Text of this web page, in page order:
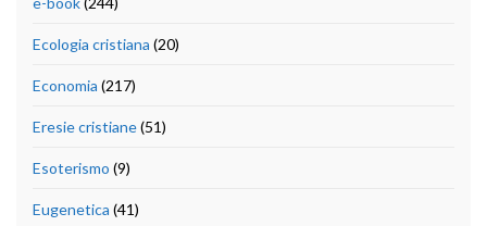
Ecologia cristiana (20)
Economia (217)
Eresie cristiane(51)
Esoterismo (9)
Eugenetica (41)